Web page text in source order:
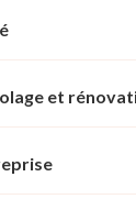
et